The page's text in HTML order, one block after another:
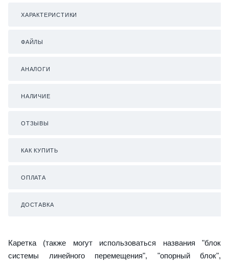
ХАРАКТЕРИСТИКИ
ФАЙЛЫ
АНАЛОГИ
НАЛИЧИЕ
ОТЗЫВЫ
КАК КУПИТЬ
ОПЛАТА
ДОСТАВКА
Каретка (также могут использоваться названия "блок
системы линейного перемещения", "опорный блок",